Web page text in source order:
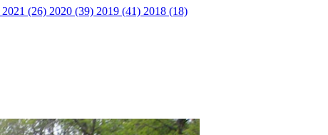
2021 (26) 2020 (39) 2019 (41) 2018 (18)